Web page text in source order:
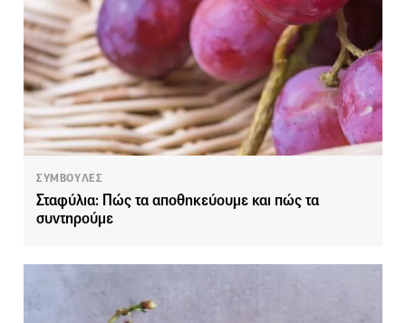
ΣΥΜΒΟΥΛΕΣ
Σταφύλια: Πώς τα αποθηκεύουμε και πώς τα
συντηρούμε